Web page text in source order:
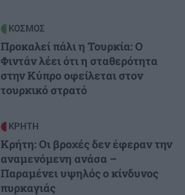
ΚΟΣΜΟΣ
Προκαλεί πάλι η Τουρκία: Ο
Φιντάν λέει ότι η σταθερότητα
στην Κύπρο οφείλεται στον
τουρκικό στρατό
ΚΡΗΤΗ
Κρήτη: Οι βροχές δεν έφεραν την
αναμενόμενη ανάσα –
Παραμένει υψηλός ο κίνδυνος
πυρκαγιάς